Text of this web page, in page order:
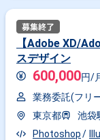
【Adobe XD/
スデザイン
600,000円/
業務委託(フリ
東京都
池袋
Photoshop